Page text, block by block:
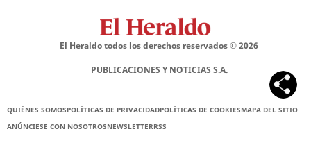
El Heraldo todos los derechos reservados ©2026
PUBLICACIONES Y NOTICIAS S.A.
QUIÉNES SOMOSPOLÍTICAS DE PRIVACIDADPOLÍTICAS DE COOKIESMAPA DEL SITIO
ANÚNCIESE CON NOSOTROSNEWSLETTERRSS